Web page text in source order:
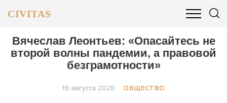
CIVITAS
ОБЩЕСТВО БИЗНЕС И ФИНАНСЫ
Вячеслав Леонтьев: «Опасайтесь не
второй волны пандемии, а правовой
безграмотности»
19 августа 2020 ОБЩЕСТВО